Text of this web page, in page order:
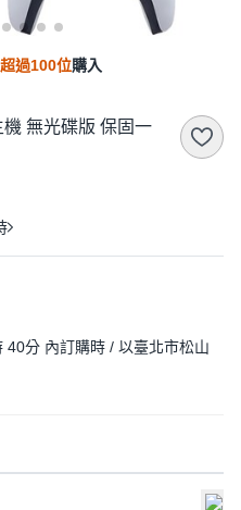
超過100位購入
無光碟版 保固一
40分 內訂購時 / 以臺北市松山